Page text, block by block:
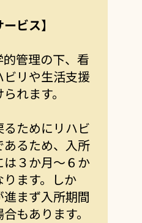
ビス】
管理の下、看
リや生活支援
れます。
ためにリハビ
あるため、入所
３か月～６か
ます。しか
まず入所期間
もあります。